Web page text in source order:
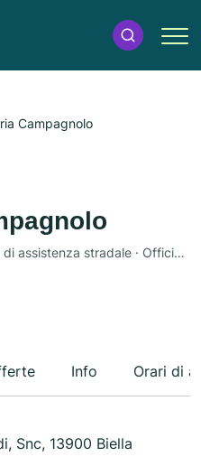
Campagnolo
Autolavaggio · Officina · Servizio di assistenza stradale · Officina meccanica · Ispezione
Info Orari di
Snc, 13900 Biella